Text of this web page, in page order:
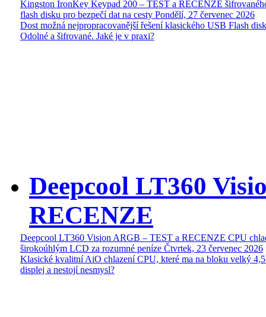
Kingston IronKey Keypad 200 – TEST a RECENZE
flash disku pro bezpečí dat na cesty Pondělí, 27 červenec 2026
Dost možná nejpropracovanější řešení klasického USB Flash
Odolné a šifrované. Jaké je v praxi?
Deepcool LT360
RECENZE
Deepcool LT360 Vision ARGB – TEST a RECENZE CPU
širokoúhlým LCD za rozumné peníze Čtvrtek, 23 červenec 2026
Klasické kvalitní AiO chlazení CPU, které ma na bloku velký
displej a nestojí nesmysl?